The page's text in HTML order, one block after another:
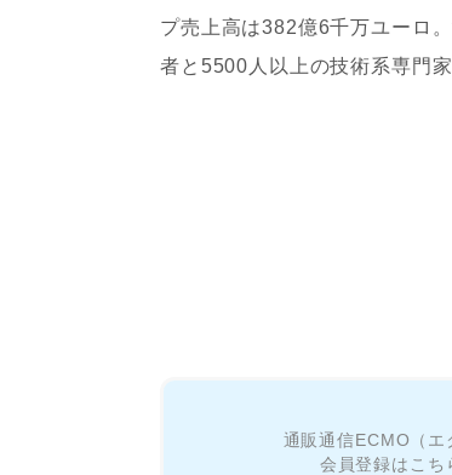
プ売上高は382億6千万ユーロ
者と5500人以上の技術系専門家
通販通信ECMO（エ
会員登録はこち